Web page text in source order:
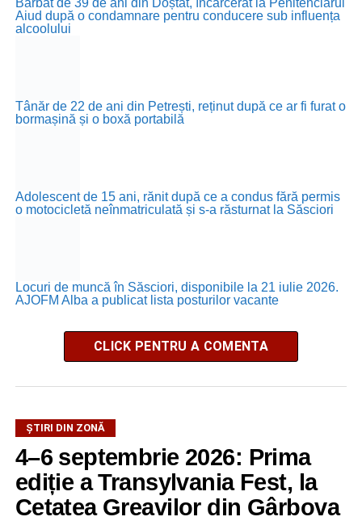
Aiud după o condamnare pentru conducere sub influența
alcoolului
Tânăr de 22 de ani din Petrești, reținut după ce ar fi furat o
bormașină și o boxă portabilă
Adolescent de 15 ani, rănit după ce a condus fără permis
o motocicletă neînmatriculată și s-a răsturnat la Săsciori
Locuri de muncă în Săsciori, disponibile la 21 iulie 2026.
AJOFM Alba a publicat lista posturilor vacante
CLICK PENTRU A COMENTA
ȘTIRI DIN ZONĂ
4–6 septembrie 2026: Prima
ediție a Transylvania Fest, la
Cetatea Greavilor din Gârbova